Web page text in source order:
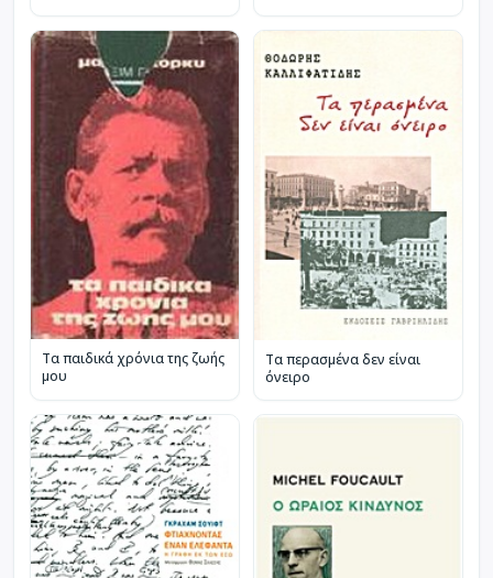
Τα παιδικά χρόνια της ζωής
μου
Τα περασμένα δεν είναι
όνειρο